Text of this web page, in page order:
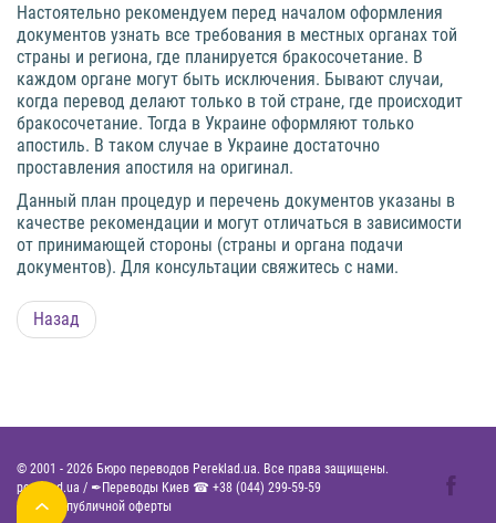
Настоятельно рекомендуем перед началом оформления
документов узнать все требования в местных органах той
страны и региона, где планируется бракосочетание. В
каждом органе могут быть исключения. Бывают случаи,
когда перевод делают только в той стране, где происходит
бракосочетание. Тогда в Украине оформляют только
апостиль. В таком случае в Украине достаточно
проставления апостиля на оригинал.
Данный план процедур и перечень документов указаны в
качестве рекомендации и могут отличаться в зависимости
от принимающей стороны (страны и органа подачи
документов). Для консультации свяжитесь с нами.
Назад
© 2001 - 2026 Бюро переводов Pereklad.ua. Все права защищены.
pereklad.ua / ✒Переводы Киев ☎ +38 (044) 299-59-59
Договор публичной оферты